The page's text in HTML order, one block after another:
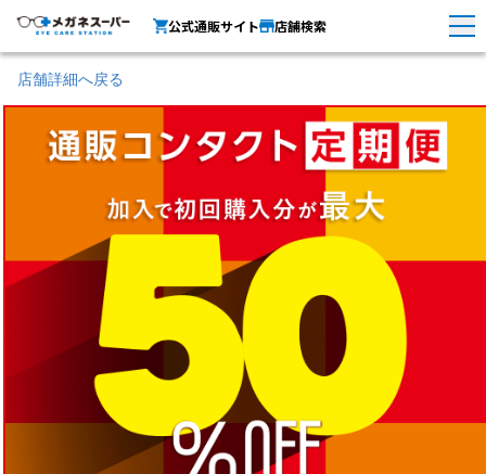
公式通販サイト 店舗検索
店舗詳細へ戻る